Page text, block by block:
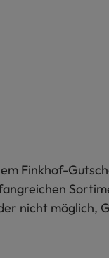
Finkhof-
nicht möglich,